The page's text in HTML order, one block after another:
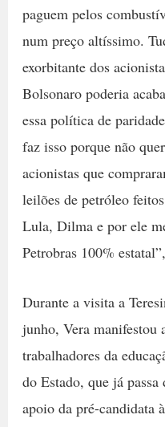
paguem pelos
num preço altíssimo.
exorbitante dos
Bolsonaro poderia
essa política de
faz isso porque não
acionistas que
leilões de petróleo
Lula, Dilma e por ele
Petrobras 100%
Durante a visita a
junho, Vera manifestou
trabalhadores da
do Estado, que já
apoio da pré-candidata